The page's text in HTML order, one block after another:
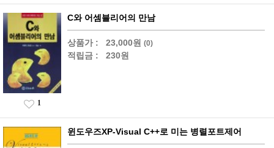
C와 어셈블리어의 만남
상품가 : 23,000원 (0)
적립금 : 230원
1
윈도우즈XP-Visual C++로 미는 병렬포트제어